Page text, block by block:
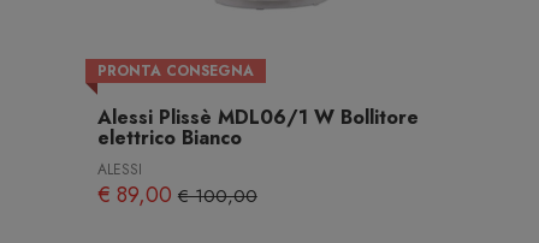
PRONTA CONSEGNA
Alessi Plissè MDL06/1 W Bollitore
elettrico Bianco
ALESSI
€ 89,00€ 100,00